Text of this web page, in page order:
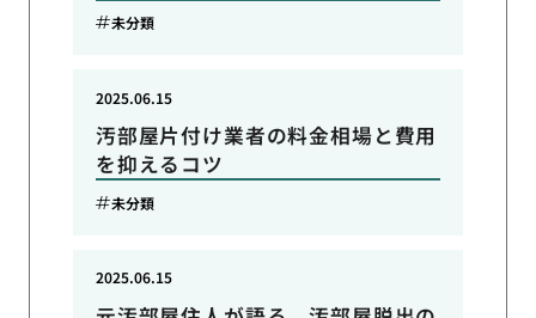
未分類
汚部屋片付け業者の料金相場と費用
を抑えるコツ
2025.06.15
未分類
2025.06.15